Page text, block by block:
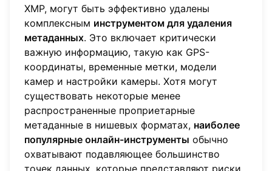
XMP, могут быть эффективно удалены
комплексным инструментом для удаления
метаданных. Это включает критически
важную информацию, такую как GPS-
координаты, временные метки, модели
камер и настройки камеры. Хотя могут
существовать некоторые менее
распространенные проприетарные
метаданные в нишевых форматах, наиболее
популярные онлайн-инструменты обычно
охватывают подавляющее большинство
точек данных, которые представляют риски